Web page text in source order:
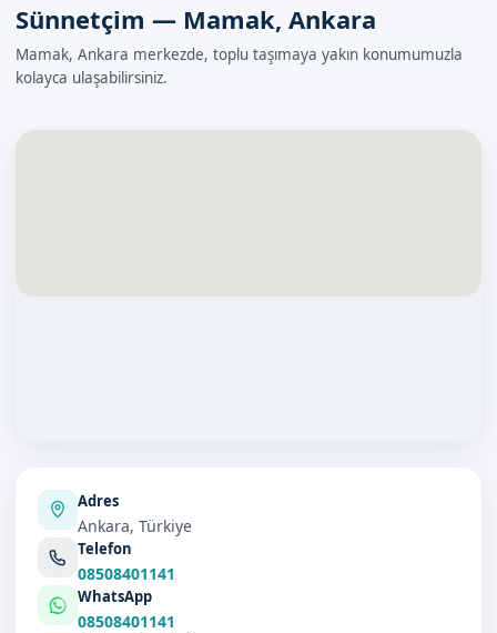
Sünnetçim — Mamak, Ankara
Mamak, Ankara merkezde, toplu taşımaya yakın konumumuzla
kolayca ulaşabilirsiniz.
Adres
Ankara, Türkiye
Telefon
08508401141
WhatsApp
08508401141